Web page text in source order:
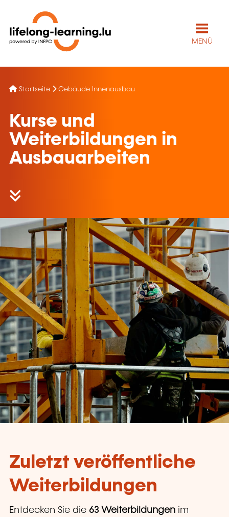
MENÜ
Startseite Gebäude Innenausbau
Kurse und
Weiterbildungen in
Ausbauarbeiten
Zuletzt veröffentliche
Weiterbildungen
Entdecken Sie die 63 Weiterbildungen im